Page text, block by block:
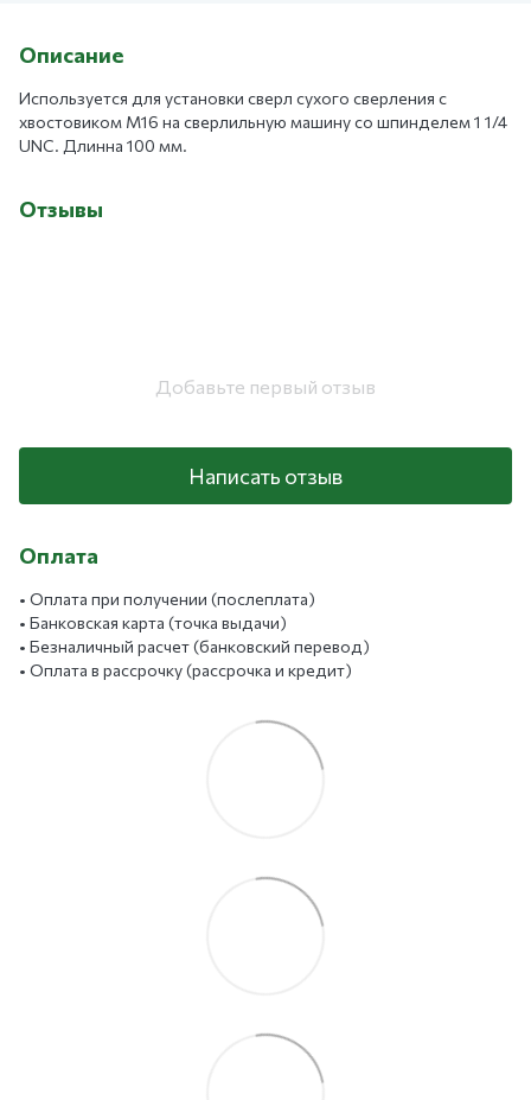
Описание
Используется для установки сверл сухого сверления с
хвостовиком М16 на сверлильную машину со шпинделем 1 1/4
UNC. Длинна 100 мм.
Отзывы
Добавьте первый отзыв
Написать отзыв
Оплата
• Оплата при получении (послеплата)
• Банковская карта (точка выдачи)
• Безналичный расчет (банковский перевод)
• Оплата в рассрочку (рассрочка и кредит)